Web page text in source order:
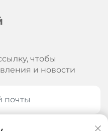
чтобы
и новости